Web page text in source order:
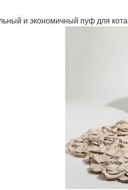
и экономичный пуф для кота